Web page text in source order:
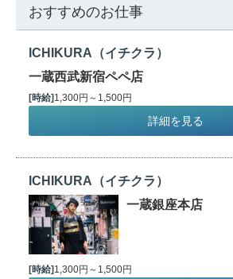
おすすめのお仕事
ICHIKURA（イチクラ）
一蔵西武新宿ペペ店
[時給] 1,300円～1,500円
詳細を見る
ICHIKURA（イチクラ）
一蔵銀座本店
[時給] 1,300円～1,500円